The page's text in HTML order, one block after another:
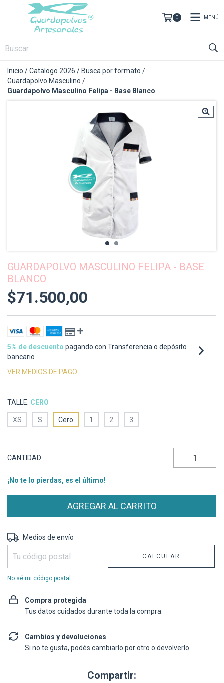
0 MENÚ
Inicio /Catalogo 2026 / Busca por formato /
Guardapolvo Masculino /
Guardapolvo Masculino Felipa - Base Blanco
GUARDAPOLVO MASCULINO FELIPA - BASE
BLANCO
$71.500,00
5% de descuento pagando con Transferencia o depósito
bancario
VER MEDIOS DE PAGO
TALLE: CERO
XS S Cero 1 2 3
CANTIDAD
¡No te lo pierdas, es el último!
Entregas para el CP:
Medios de envío
CALCULAR
No sé mi código postal
Compra protegida
Tus datos cuidados durante toda la compra.
Cambios y devoluciones
Si no te gusta, podés cambiarlo por otro o devolverlo.
Compartir: